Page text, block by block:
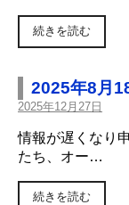
続きを読む
2025年8月
2025年12月27日
情報が遅くなり
たち、オー…
続きを読む